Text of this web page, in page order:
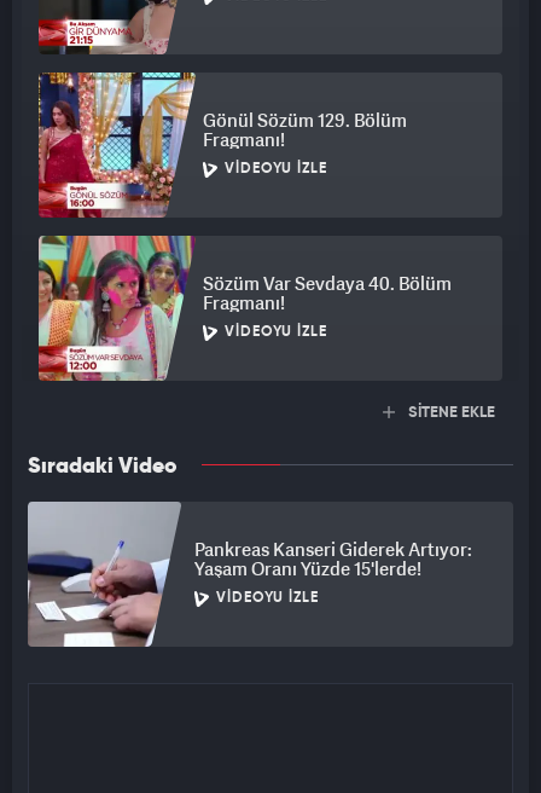
Gönül Sözüm 129. Bölüm
Fragmanı!
VIDEOYU İZLE
Sözüm Var Sevdaya 40. Bölüm
Fragmanı!
VIDEOYU İZLE
SİTENE EKLE
Sıradaki Video
Pankreas Kanseri Giderek Artıyor:
Yaşam Oranı Yüzde 15'lerde!
VIDEOYU İZLE